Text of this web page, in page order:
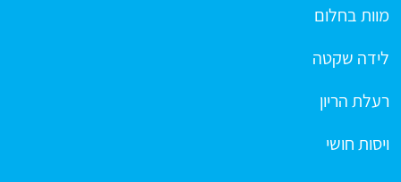
מוות בחלום
לידה שקטה
רעלת הריון
ויסות חושי